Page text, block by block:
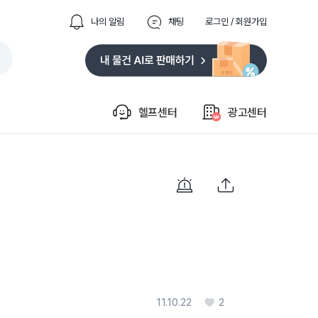
나의 알림 채팅 로그인 / 회원가입
헬프센터 광고센터
11.10.22 2